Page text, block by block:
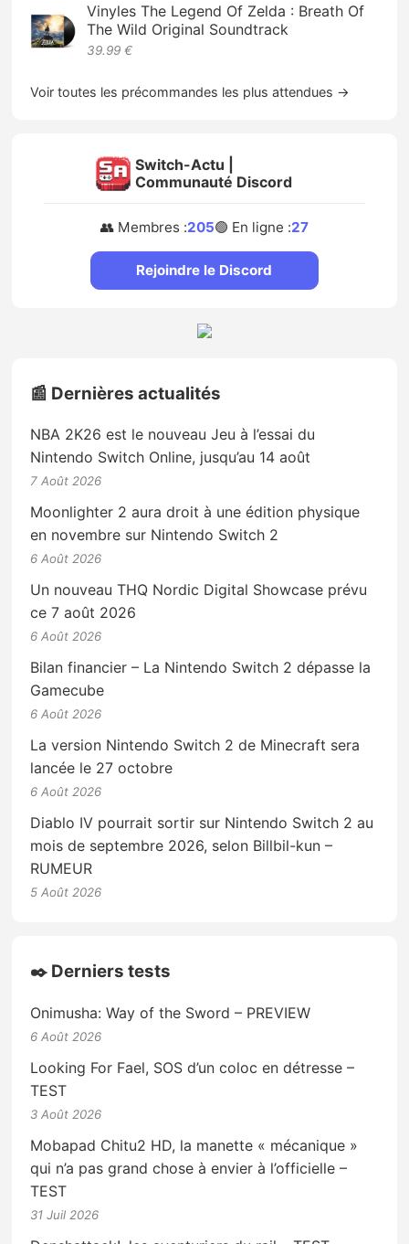
Vinyles The Legend Of Zelda : Breath Of
The Wild Original Soundtrack
39.99 €
Voir toutes les précommandes les plus attendues →
Switch-Actu |
Communauté Discord
👥 Membres :205🟢 En ligne :27
Rejoindre le Discord
📰 Dernières actualités
NBA 2K26 est le nouveau Jeu à l’essai du
Nintendo Switch Online, jusqu’au 14 août
7 Août 2026
Moonlighter 2 aura droit à une édition physique
en novembre sur Nintendo Switch 2
6 Août 2026
Un nouveau THQ Nordic Digital Showcase prévu
ce 7 août 2026
6 Août 2026
Bilan financier – La Nintendo Switch 2 dépasse la
Gamecube
6 Août 2026
La version Nintendo Switch 2 de Minecraft sera
lancée le 27 octobre
6 Août 2026
Diablo IV pourrait sortir sur Nintendo Switch 2 au
mois de septembre 2026, selon Billbil-kun –
RUMEUR
5 Août 2026
✒️ Derniers tests
Onimusha: Way of the Sword – PREVIEW
6 Août 2026
Looking For Fael, SOS d’un coloc en détresse –
TEST
3 Août 2026
Mobapad Chitu2 HD, la manette « mécanique »
qui n’a pas grand chose à envier à l’officielle –
TEST
31 Juil 2026